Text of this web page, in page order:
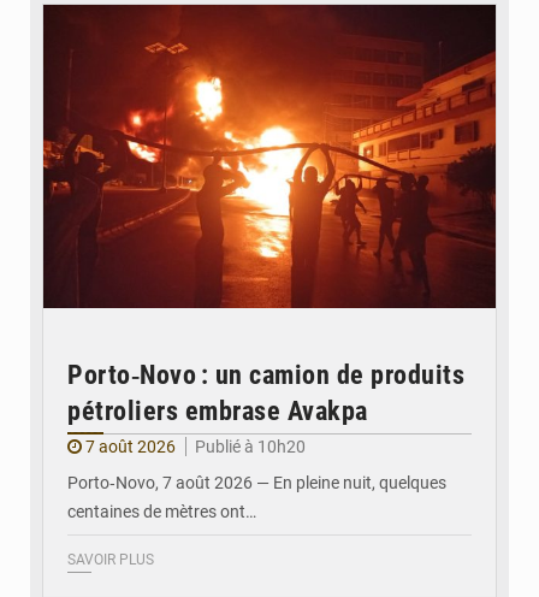
Porto‑Novo : un camion de produits
pétroliers embrase Avakpa
7 août 2026
Publié à 10h20
Porto‑Novo, 7 août 2026 — En pleine nuit, quelques
centaines de mètres ont…
SAVOIR PLUS